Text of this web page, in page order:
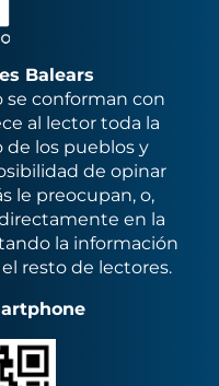
Balears
se conforman con
al lector toda la
de los pueblos y
de opinar
le preocupan, o,
en la
la información
resto de lectores.